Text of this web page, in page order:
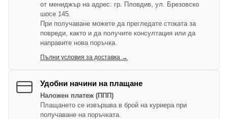
от мениджър на адрес: гр. Пловдив, ул. Брезовско
шосе 145.
При получаване можете да прегледате стоката за
повреди, както и да получите консултация или да
направите нова поръчка.
Пълни условия за доставка →
Удобни начини на плащане
Наложен платеж (ППП)
Плащането се извършва в брой на куриера при
получаване на поръчката.